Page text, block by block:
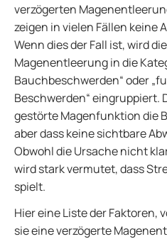
verzögerten
zeigen in vielen Fällen keine
Wenn dies der Fall ist, wird
Magenentleerung in die
Bauchbeschwerden“ oder
Beschwerden“ eingruppiert.
gestörte Magenfunktion die
aber dass keine sichtbare
Obwohl die Ursache nicht
wird stark vermutet, dass
spielt.
Hier eine Liste der Faktoren,
sie eine verzögerte